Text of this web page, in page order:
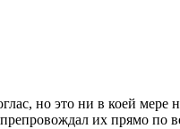
но это ни в коей мере
их прямо по